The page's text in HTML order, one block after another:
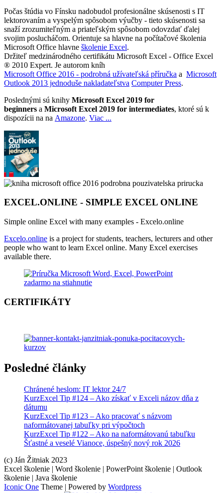
Počas štúdia vo Fínsku nadobudol profesionálne skúsenosti s IT
lektorovaním a vyspelým spôsobom výučby - tieto skúsenosti sa
snaží zrozumiteľným a priateľským spôsobom odovzdať ďalej
svojim poslucháčom. Orientuje sa hlavne na počítačové školenia
Microsoft Office hlavne školenie Excel.
Držiteľ medzinárodného certifikátu Microsoft Excel - Office Excel
® 2010 Expert. Je autorom kníh
Microsoft Office 2016 - podrobná užívateľská příručka a Microsoft
Outlook 2013 jednoduše nakladateľstva Computer Press.
Poslednými sú knihy Microsoft Excel 2019 for
beginners a Microsoft Excel 2019 for intermediates, ktoré sú k
dispozícii na na Amazone. Viac ...
EXCEL.ONLINE - SIMPLE EXCEL ONLINE
Simple online Excel with many examples - Excelo.online
Excelo.online is a project for students, teachers, lecturers and other
people who want to learn Excel online. Many Excel exercises
available there.
CERTIFIKÁTY
Posledné články
Chránené heslom: IT lektor 24/7
KurzExcel Tip #124 – Ako získať v Exceli názov dňa z
dátumu
KurzExcel Tip #123 – Ako pracovať s názvom
naformátovanej tabuľky pri výpočtoch
KurzExcel Tip #122 – Ako na naformátovanú tabuľku
Šťastné a veselé Vianoce, úspešný nový rok 2026
(c) Ján Žitniak 2023
Excel školenie | Word školenie | PowerPoint školenie | Outlook
školenie | Java školenie
Iconic One Theme | Powered by Wordpress